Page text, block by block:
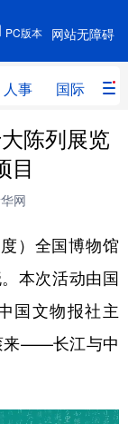
网站无障碍
PC版本
人事 国际 财
人事
体育
军事
陈列展览
目
网
）全国博物馆
本次活动由国
国文物报社主
来——长江与中